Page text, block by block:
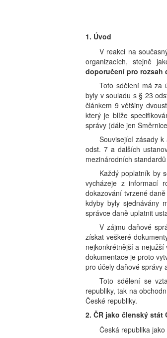
1. Úvod
V reakci na
organizacích, stejně
doporučení pro rozsah
Toto sdělení má za
byly v souladu s § 23
článkem 9 většiny
který je blíže
správy (dále jen
Související zásady
odst. 7 a dalších
mezinárodních
Každý poplatník by
vycházeje z informací
dokazování tvrzené
kdyby byly sjednávány
správce daně uplatnit
V zájmu daňové
získat veškeré
nejkonkrétnější a
dokumentace je proto
pro účely daňové správy
Toto sdělení se
republiky, tak na
České republiky.
2. ČR jako členský stát
Česká republika